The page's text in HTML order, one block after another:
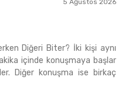
5 Ağustos 2026
Diğeri Biter? İki kişi aynı
içinde konuşmaya başlar
Diğer konuşma ise birkaç